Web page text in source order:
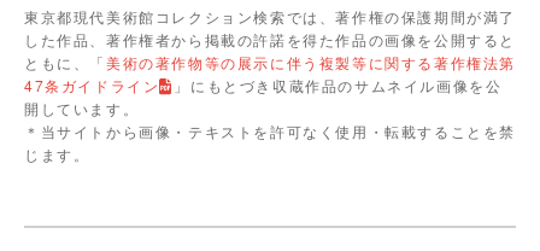
東京都現代美術館コレクション検索では、著作権の保護期間が満了
した作品、著作権者から掲載の許諾を得た作品の画像を公開すると
ともに、「美術の著作物等の展示に伴う複製等に関する著作権法第
47条ガイドライン
」にもとづき収蔵作品のサムネイル画像を公
開しています。
＊当サイトから画像・テキストを許可なく使用・転載することを禁
じます。